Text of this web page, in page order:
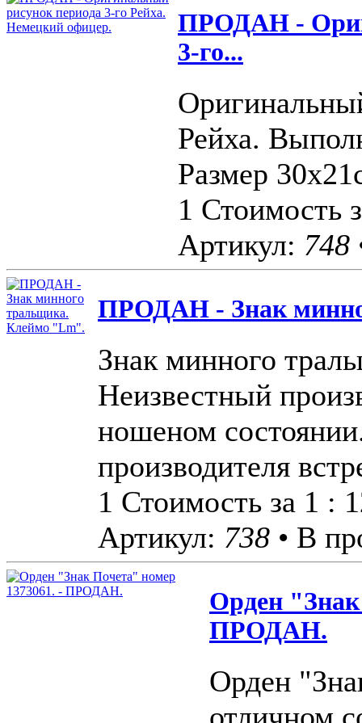
ПРОДАН -
3-го...
Рейха.
Размер
1 Стоимость
Артикул: 748
ПРОДАН - Знак
Знак минного
Неизвестный
ношеном
производителя
1 Стоимость за 1 :
Артикул: 738 • В
Орден "Знак
ПРОДАН.
Орден